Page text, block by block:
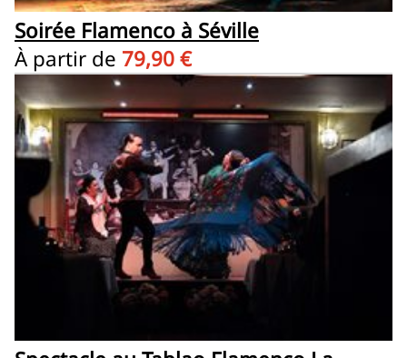
Soirée Flamenco à Séville
À partir de 79,90 €